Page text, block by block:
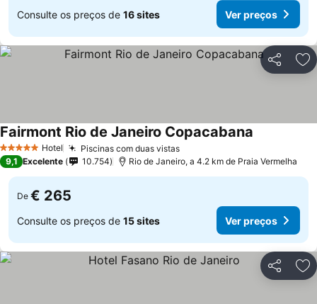
Consulte os preços de 16 sites Ver preços
Partilhar
5 Estrelas Hotel Piscinas com duas vistas
Fairmont Rio de Janeiro Copacabana
9,1 Excelente 10.754 Rio de Janeiro, a 4.2 km de Praia Vermelha
De € 265
Consulte os preços de 15 sites Ver preços
Partilhar